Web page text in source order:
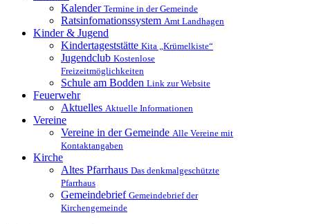
Kalender Termine in der Gemeinde
Ratsinfomationssystem Amt Landhagen
Kinder & Jugend
Kindertageststätte Kita „Krümelkiste“
Jugendclub Kostenlose
Freizeitmöglichkeiten
Schule am Bodden Link zur Website
Feuerwehr
Aktuelles Aktuelle Informationen
Vereine
Vereine in der Gemeinde Alle Vereine mit
Kontaktangaben
Kirche
Altes Pfarrhaus Das denkmalgeschützte
Pfarrhaus
Gemeindebrief Gemeindebrief der
Kirchengemeinde